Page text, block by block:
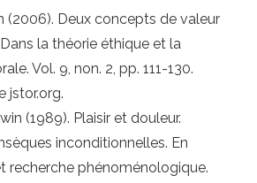
(2006). Deux concepts de valeur
la théorie éthique et la
Vol. 9, non. 2, pp. 111-130.
jstor.org.
(1989). Plaisir et douleur.
inconditionnelles. En
recherche phénoménologique.